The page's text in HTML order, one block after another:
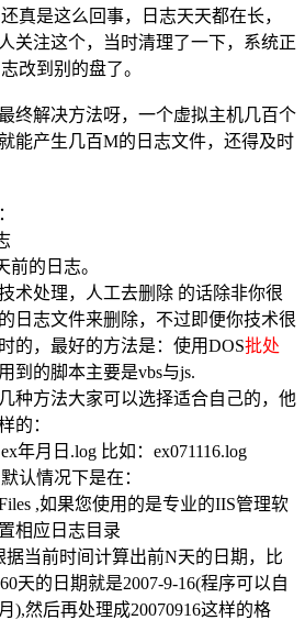
真是这么回事，日志天天都在长，
关注这个，当时清理了一下，系统正
改到别的盘了。
终解决方法呀，一个虚拟主机几百个
能产生几百M的日志文件，还得及时
前的日志。
术处理，人工去删除 的话除非你很
日志文件来删除，不过即便你技术很
的，最好的方法是：使用DOS批处
到的脚本主要是vbs与js.
种方法大家可以选择适合自己的，他
的：
年月日.log 比如：ex071116.log
认情况下是在：
,如果您使用的是专业的IIS管理软
相应日志目录
当前时间计算出前N天的日期，比
天的日期就是2007-9-16(程序可以自
),然后再处理成20070916这样的格